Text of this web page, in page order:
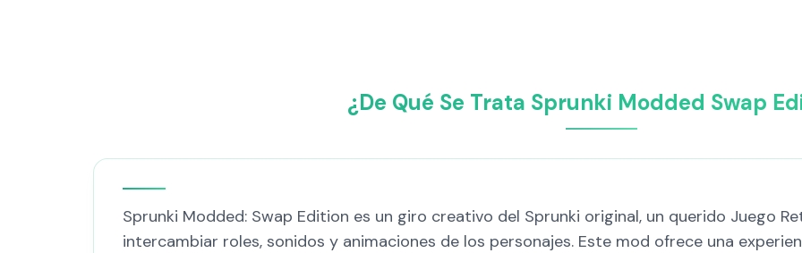
¿De Qué Se Trata Sprunki Modded Swap
Sprunki Modded: Swap Edition es un giro creativo del Sprunki original, un querido Juego
intercambiar roles, sonidos y animaciones de los personajes. Este mod ofrece una